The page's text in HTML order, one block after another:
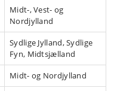
Midt-, Vest- og
Nordjylland
Sydlige Jylland, Sydlige
Fyn, Midtsjælland
Midt- og Nordjylland